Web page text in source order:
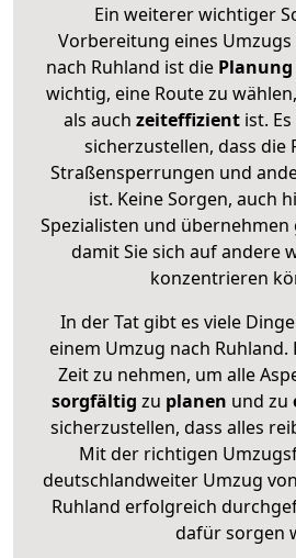
Ein weiterer wichtiger
Vorbereitung eines
nach Ruhland ist diePlanung
wichtig, eine Route zu
als auch zeiteffizientist. Es
sicherzustellen, dass die
Straßensperrungen und
ist. Keine Sorgen, auch
Spezialisten und übernehmen
damit Sie sich auf andere
konzentrieren
In der Tat gibt es viele
einem Umzug nach Ruhland.
Zeit zu nehmen, um alle
sorgfältig zu planen und zu
sicherzustellen, dass alles
Mit der richtigen
deutschlandweiter Umzug
Ruhland erfolgreich
dafür sorgen